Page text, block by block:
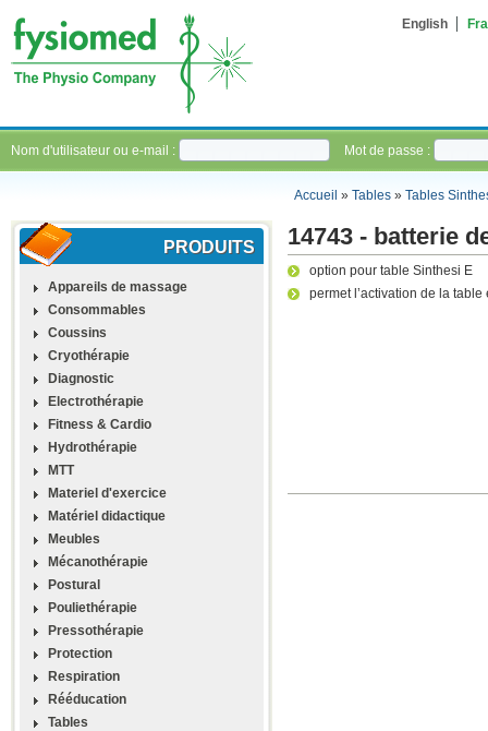
English
Nom d'utilisateur ou e-mail : Mot de passe :
Accueil » Tables» Tables
PRODUITS
Appareils de massage
Consommables
Coussins
Cryothérapie
Diagnostic
Electrothérapie
Fitness & Cardio
Hydrothérapie
MTT
Materiel d'exercice
Matériel didactique
Meubles
Mécanothérapie
Postural
Pouliethérapie
Pressothérapie
Protection
Respiration
Rééducation
Tables
14743 - batterie
option pour table Sinthesi E
permet l’activation de la